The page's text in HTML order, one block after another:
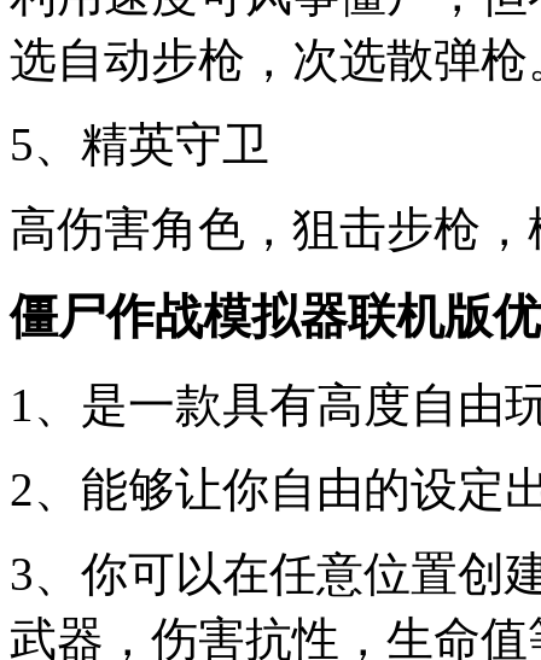
选自动步枪，次选散弹枪
5、精英守卫
高伤害角色，狙击步枪
僵尸作战模拟器联机版
1、是一款具有高度自由
2、能够让你自由的设定
3、你可以在任意位置创
武器，伤害抗性，生命值